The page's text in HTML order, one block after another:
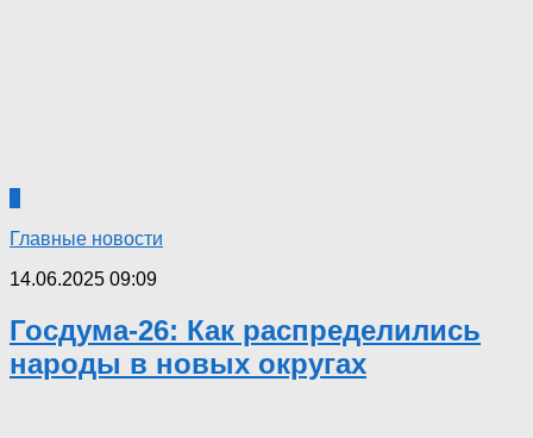
Главные новости
14.06.2025 09:09
Госдума-26: Как распределились
народы в новых округах